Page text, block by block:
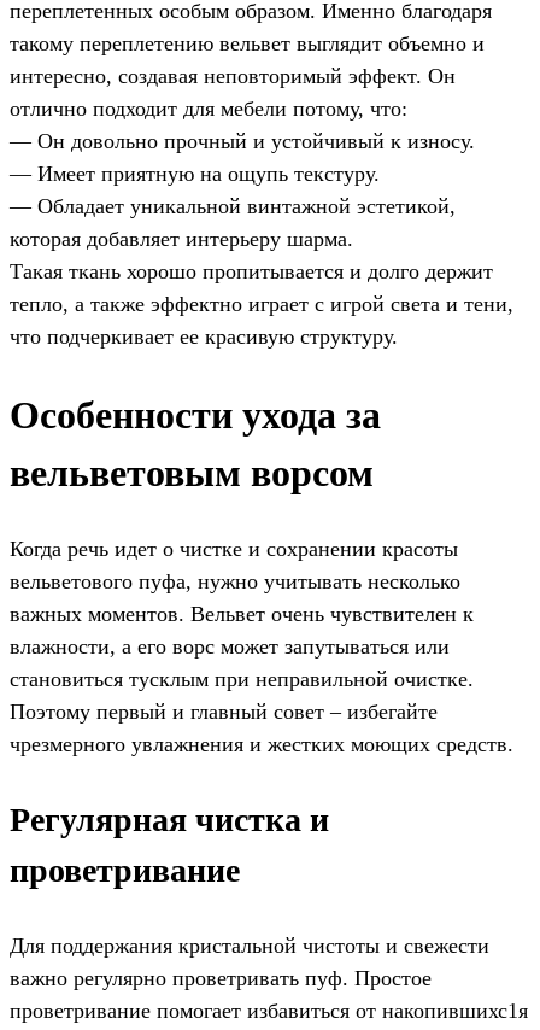
переплетенных особым образом. Именно благодаря
такому переплетению вельвет выглядит объемно и
интересно, создавая неповторимый эффект. Он
отлично подходит для мебели потому, что:
— Он довольно прочный и устойчивый к износу.
— Имеет приятную на ощупь текстуру.
— Обладает уникальной винтажной эстетикой,
которая добавляет интерьеру шарма.
Такая ткань хорошо пропитывается и долго держит
тепло, а также эффектно играет с игрой света и тени,
что подчеркивает ее красивую структуру.
Особенности ухода за
вельветовым ворсом
Когда речь идет о чистке и сохранении красоты
вельветового пуфа, нужно учитывать несколько
важных моментов. Вельвет очень чувствителен к
влажности, а его ворс может запутываться или
становиться тусклым при неправильной очистке.
Поэтому первый и главный совет – избегайте
чрезмерного увлажнения и жестких моющих средств.
Регулярная чистка и
проветривание
Для поддержания кристальной чистоты и свежести
важно регулярно проветривать пуф. Простое
проветривание помогает избавиться от накопившихс1я